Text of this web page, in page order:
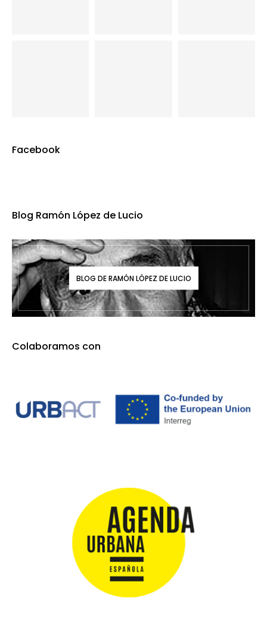
Facebook
Blog Ramón López de Lucio
BLOG DE RAMÓN LÓPEZ DE LUCIO
Colaboramos con